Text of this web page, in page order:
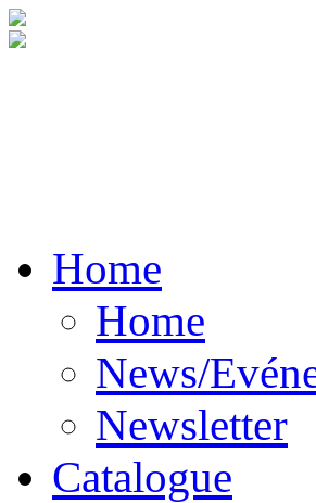
Home
Home
News/
Newsletter
Catalogue